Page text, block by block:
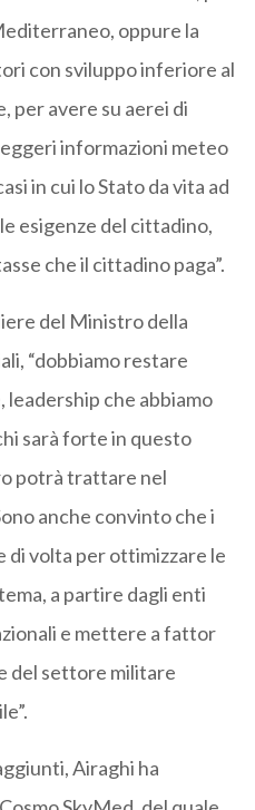
oppure la
con sviluppo inferiore al
per avere su aerei di
informazioni meteo
in cui lo Stato da vita ad
esigenze del cittadino,
che il cittadino paga”.
del Ministro della
“dobbiamo restare
leadership che abbiamo
sarà forte in questo
potrà trattare nel
anche convinto che i
di volta per ottimizzare le
a partire dagli enti
e mettere a fattor
del settore militare
Airaghi ha